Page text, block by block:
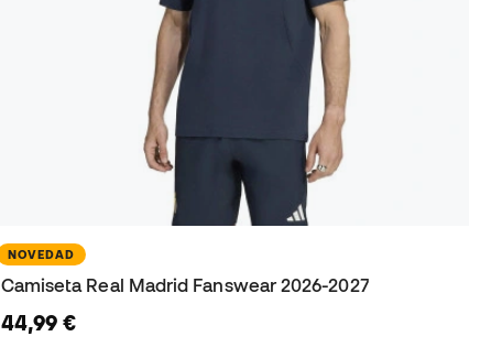
NOVEDAD
Camiseta Real Madrid Fanswear 2026-2027
44,99 €